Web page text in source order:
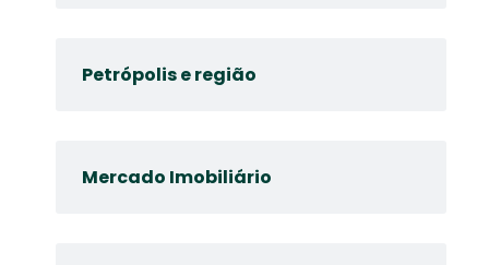
Petrópolis e região
Mercado Imobiliário